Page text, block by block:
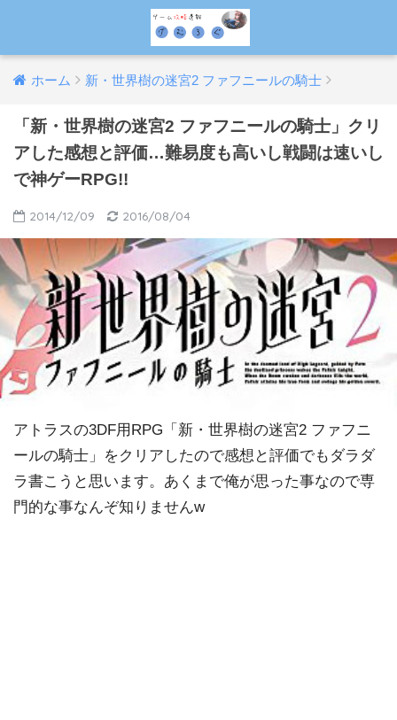
ホーム 新・世界樹の迷宮2 ファフニールの騎士
「新・世界樹の迷宮2 ファフニールの騎士」クリ
アした感想と評価…難易度も高いし戦闘は速いし
で神ゲーRPG!!
2014/12/09 2016/08/04
アトラスの3DF用RPG「新・世界樹の迷宮2 ファフニ
ールの騎士」をクリアしたので感想と評価でもダラダ
ラ書こうと思います。あくまで俺が思った事なので専
門的な事なんぞ知りませんw